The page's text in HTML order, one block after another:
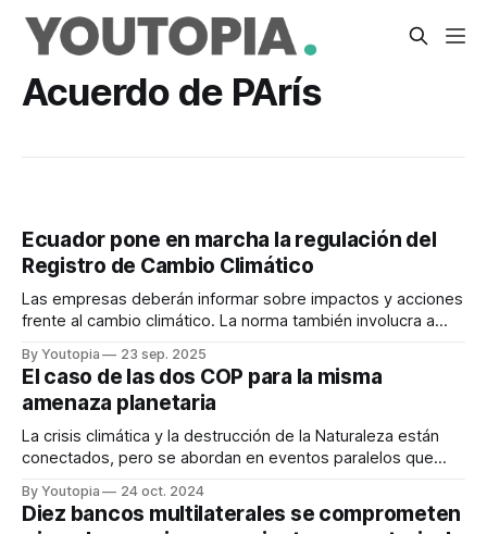
Acuerdo de PArís
Ecuador pone en marcha la regulación del
Registro de Cambio Climático
Las empresas deberán informar sobre impactos y acciones
frente al cambio climático. La norma también involucra a
By Youtopia 23 sep. 2025
El caso de las dos COP para la misma
amenaza planetaria
La crisis climática y la destrucción de la Naturaleza están
conectados, pero se abordan en eventos paralelos que
By Youtopia 24 oct. 2024
Diez bancos multilaterales se comprometen